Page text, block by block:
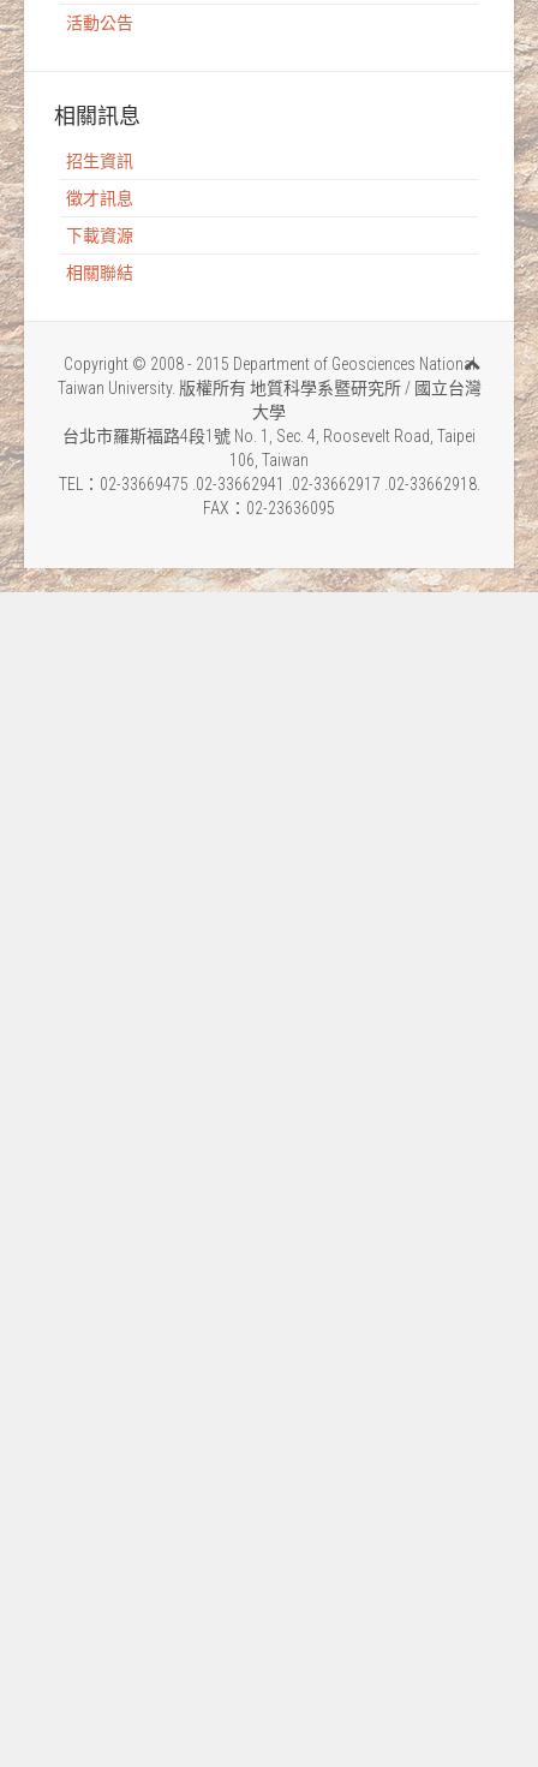
活動公告
相關訊息
招生資訊
徵才訊息
下載資源
相關聯結
Copyright © 2008 - 2015 Department of Geosciences National
Taiwan University. 版權所有 地質科學系暨研究所 / 國立台灣
大學
台北市羅斯福路4段1號 No. 1, Sec. 4, Roosevelt Road, Taipei
106, Taiwan
TEL：02-33669475 .02-33662941 .02-33662917 .02-33662918.
FAX：02-23636095